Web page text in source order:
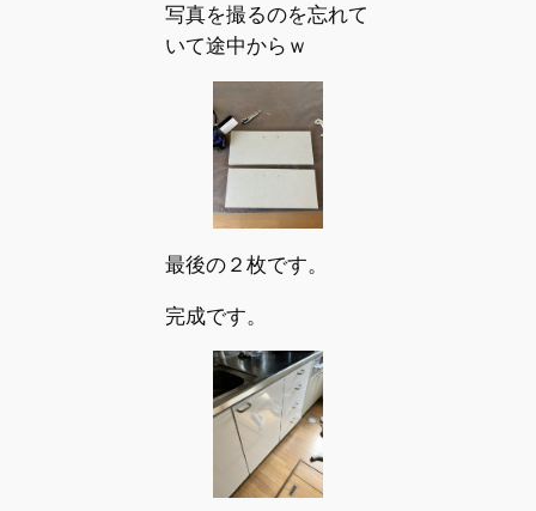
写真を撮るのを忘れて
いて途中からｗ
最後の２枚です。
完成です。